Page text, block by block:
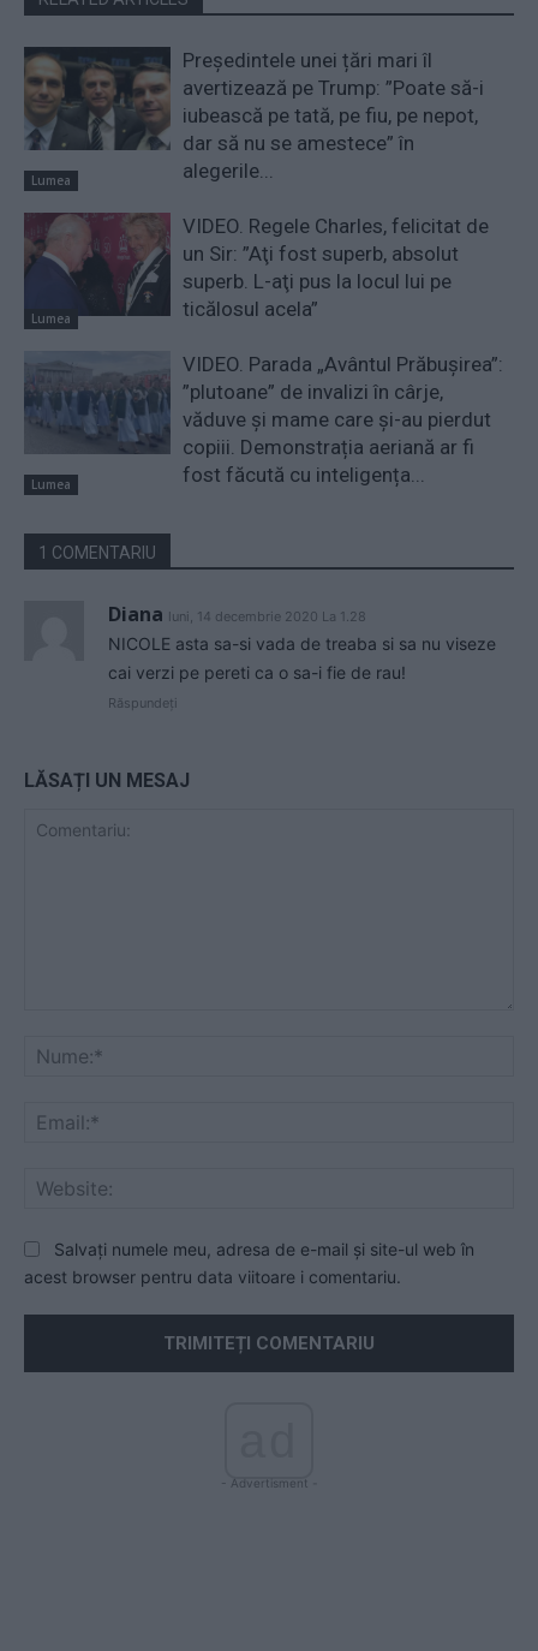
Lumea
Președintele unei țări mari îl
avertizează pe Trump: ”Poate să-i
iubească pe tată, pe fiu, pe nepot,
dar să nu se amestece” în
alegerile...
Lumea
VIDEO. Regele Charles, felicitat de
un Sir: ”Aţi fost superb, absolut
superb. L-aţi pus la locul lui pe
ticălosul acela”
Lumea
VIDEO. Parada „Avântul Prăbușirea”:
”plutoane” de invalizi în cârje,
văduve și mame care și-au pierdut
copiii. Demonstrația aeriană ar fi
fost făcută cu inteligența...
1 COMENTARIU
Diana luni, 14 decembrie 2020 La 1.28
NICOLE asta sa-si vada de treaba si sa nu viseze
cai verzi pe pereti ca o sa-i fie de rau!
Răspundeți
LĂSAȚI UN MESAJ
Salvați numele meu, adresa de e-mail și site-ul web în
acest browser pentru data viitoare i comentariu.
- Advertisment -